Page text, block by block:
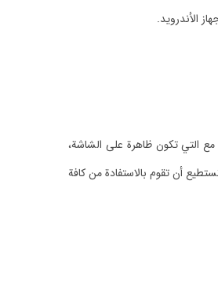
الأندرويد.
مع التي تكون ظاهرة على الشاشة،
أن تقوم بالاستفادة من كافة